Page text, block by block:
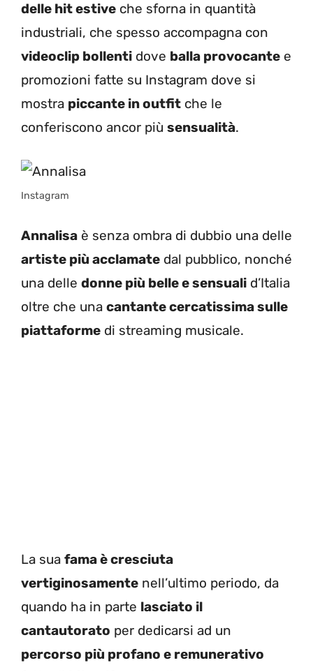
delle hit estive che sforna in quantità
industriali, che spesso accompagna con
videoclip bollenti dove balla provocante e
promozioni fatte su Instagram dove si
mostra piccante in outfit che le
conferiscono ancor più sensualità.
Instagram
Annalisa è senza ombra di dubbio una delle
artiste più acclamate dal pubblico, nonché
una delle donne più belle e sensuali d’Italia
oltre che una cantante cercatissima sulle
piattaforme di streaming musicale.
La sua fama è cresciuta
vertiginosamente nell’ultimo periodo, da
quando ha in parte lasciato il
cantautorato per dedicarsi ad un
percorso più profano e remunerativo